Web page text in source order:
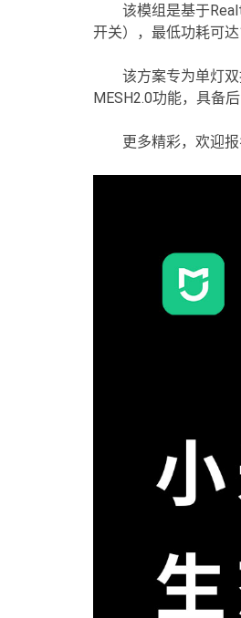
该模组是基于
开关），最低功耗可
该方案专为单灯
MESH2.0功能，具备
更多精彩，欢迎